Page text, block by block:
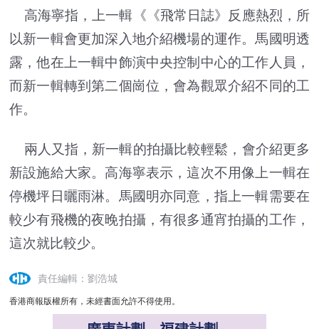
高海寧指，上一輯《《飛常日誌》反應熱烈，所
以新一輯會更加深入地介紹機場的運作。馬國明透
露，他在上一輯中飾演中央控制中心的工作人員，
而新一輯轉到第二個崗位，會為觀眾介紹不同的工
作。
兩人又指，新一輯的拍攝比較輕鬆，會介紹更多
新設施給大家。高海寧表示，這次不用像上一輯在
停機坪日曬雨淋。馬國明亦同意，指上一輯需要在
較少有飛機的夜晚拍攝，有很多通宵拍攝的工作，
這次就比較少。
責任編輯：劉浩城
香港商報版權所有，未經書面允許不得使用。